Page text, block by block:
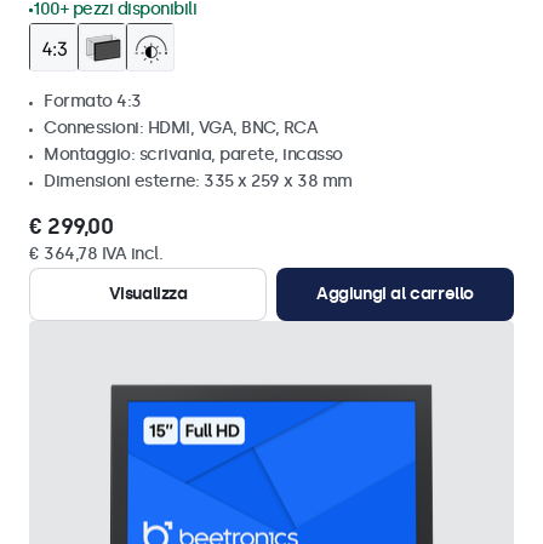
100+ pezzi disponibili
Formato 4:3
Connessioni: HDMI, VGA, BNC, RCA
Montaggio: scrivania, parete, incasso
Dimensioni esterne: 335 x 259 x 38 mm
€ 299,00
€ 364,78 IVA incl.
Visualizza
Aggiungi al carrello